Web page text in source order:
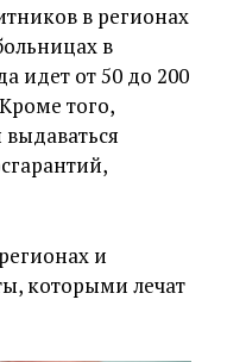
в регионах
в
идет от 50 до 200
того,
и
которыми лечат